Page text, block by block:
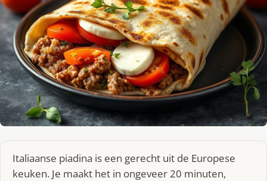
Italiaanse piadina is een gerecht uit de Europese
keuken. Je maakt het in ongeveer 20 minuten,